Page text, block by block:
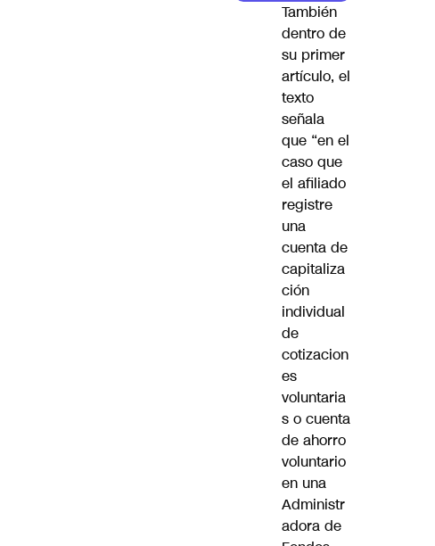
También
dentro de
su primer
artículo, el
texto
señala
que “en el
caso que
el afiliado
registre
una
cuenta de
capitaliza
ción
individual
de
cotizacion
es
voluntaria
s o cuenta
de ahorro
voluntario
en una
Administr
adora de